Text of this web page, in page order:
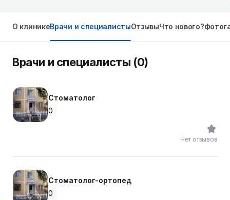
О клиникеВрачи и специалистыОтзывыЧто нового?
Врачи и специалисты (0)
Стоматолог
0
Нет отзывов
Стоматолог-ортопед
0